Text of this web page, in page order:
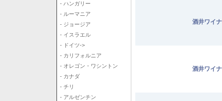
- ハンガリー
- ルーマニア
- ジョージア
- イスラエル
- ドイツ->
- カリフォルニア
- オレゴン・ワシントン
- カナダ
- チリ
- アルゼンチン
酒井ワイ
酒井ワイ